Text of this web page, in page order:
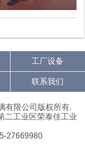
工厂设备
联系我们
有限公司版权所有.
二工业区荣泰佳工业
27669980